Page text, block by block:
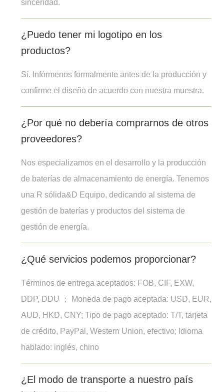
sinceridad.
¿Puedo tener mi logotipo en los
productos?
Sí. Infórmenos formalmente antes de la producción y
confirme el diseño de acuerdo con nuestra muestra.
¿Por qué no debería comprarnos de otros
proveedores?
Nos especializamos en el desarrollo y la producción
de baterías de almacenamiento de energía. Tenemos
una R sólida&D Equipo, dedicando al sistema de
gestión de baterías y productos del sistema de
gestión de energía.
¿Qué servicios podemos proporcionar?
Términos de entrega aceptados: FOB, CIF, EXW,
DDP, DDU ； Moneda de pago aceptada: USD, EUR,
AUD, HKD, CNY; Tipo de pago aceptado: T/T, tarjeta
de crédito, PayPal, Western Union, efectivo; Idioma
hablado: inglés, chino
¿El modo de transporte a nuestro país